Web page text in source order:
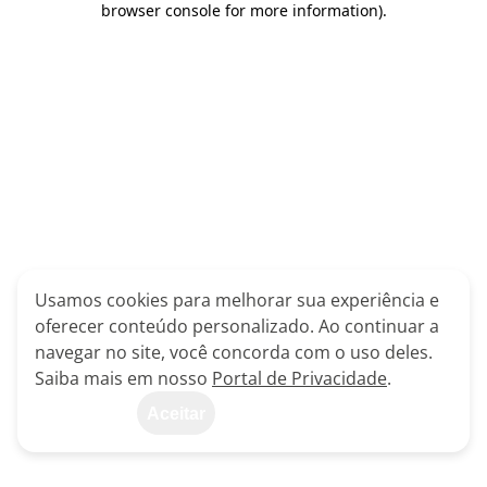
browser console for more information).
Usamos cookies para melhorar sua experiência e
oferecer conteúdo personalizado. Ao continuar a
navegar no site, você concorda com o uso deles.
Saiba mais em nosso Portal de Privacidade.